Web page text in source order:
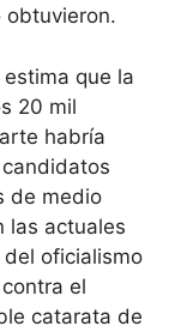
obtuvieron.
que la
20 mil
habría
de medio
las actuales
oficialismo
el
catarata de